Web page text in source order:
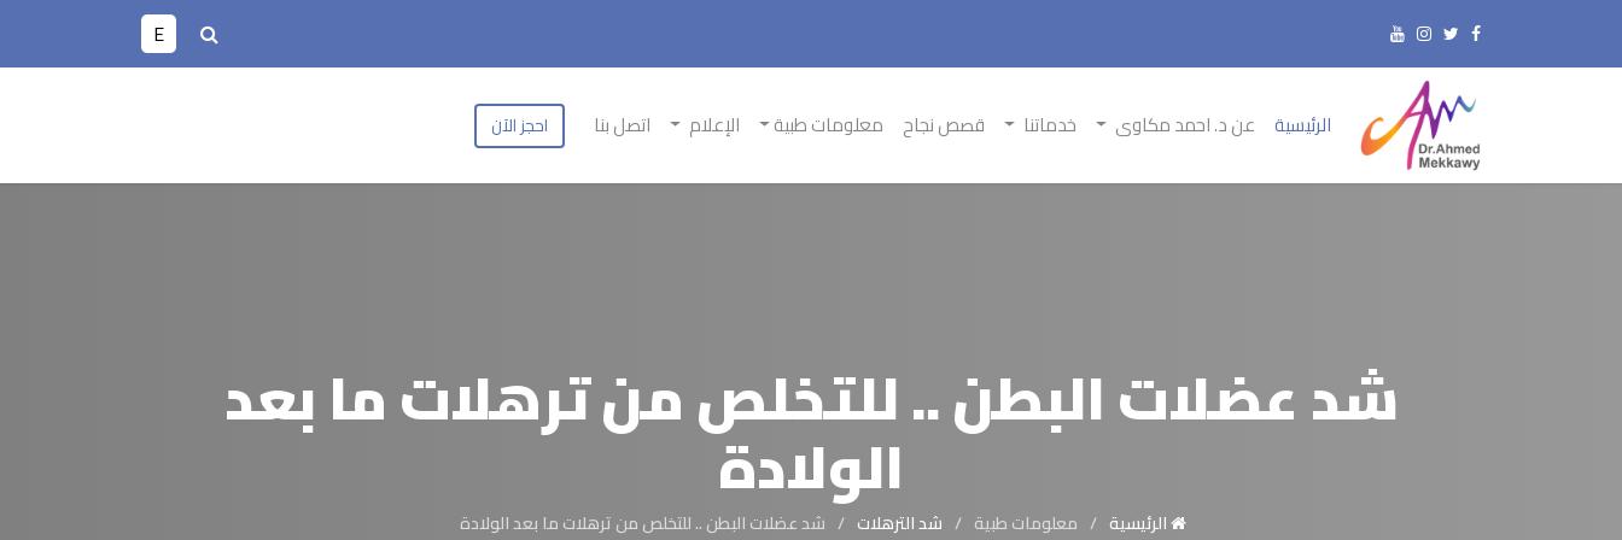
E
الرئيسية عن د. احمد مكاوى خدماتنا قصص نجاح معلومات طبية الإعلام اتصل بنا احجز الآن
شد عضلات البطن .. للتخلص من ترهلات ما بعد
الولادة
الرئيسية معلومات طبية شد الترهلات شد عضلات البطن .. للتخلص من ترهلات ما بعد الولادة